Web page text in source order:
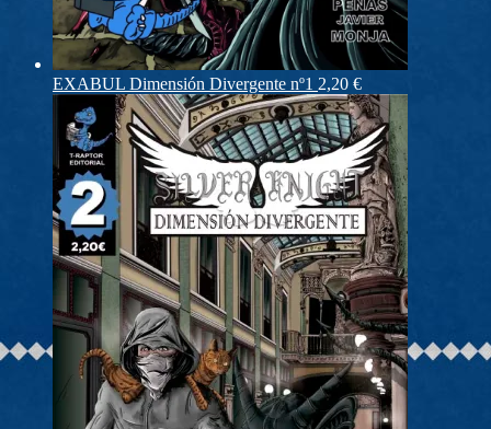
EXABUL Dimensión Divergente nº1 2,20 €